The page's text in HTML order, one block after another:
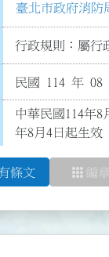
臺北市政府消防
行政規則：屬行
民國 114 年 08
中華民國114年
年8月4日起生效
條文 apps 編